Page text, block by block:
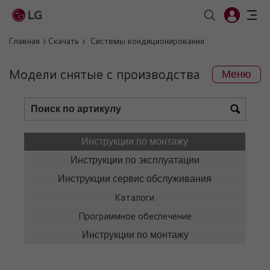
Главная Скачать Системы кондиционирования
Модели снятые с производства Меню
Инструкции по монтажу
Инструкции по эксплуатации
Инструкции сервис обслуживания
Каталоги
Программное обеспечение
Инструкции по монтажу